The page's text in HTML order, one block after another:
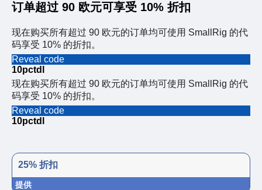
订单超过 90 欧元可享受 10% 折扣
现在购买所有超过 90 欧元的订单均可使用 SmallRig 的代
码享受 10% 的折扣。
Reveal code
10pctdl
现在购买所有超过 90 欧元的订单均可使用 SmallRig 的代
码享受 10% 的折扣。
Reveal code
10pctdl
25% 折扣
提供